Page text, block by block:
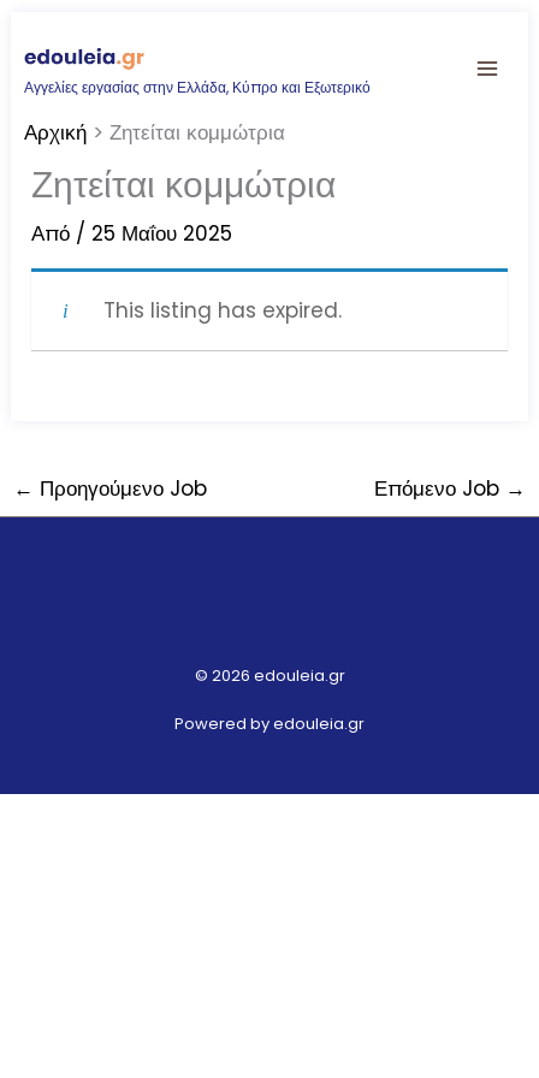
στο
περιεχόμενο
Αγγελίες εργασίας στην Ελλάδα, Κύπρο και Εξωτερικό
Αρχική Ζητείται κομμώτρια
Ζητείται κομμώτρια
Από / 25 Μαΐου 2025
This listing has expired.
← Προηγούμενο Job Επόμενο Job →
© 2026 edouleia.gr
Powered by edouleia.gr